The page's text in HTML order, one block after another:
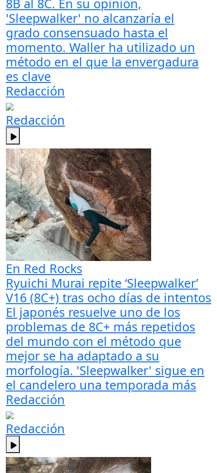
8B al 8C. En su opinión,
'Sleepwalker' no alcanzaría el
grado consensuado hasta el
momento. Waller ha utilizado un
método en el que la envergadura
es clave
Redacción
Redacción
En Red Rocks
Ryuichi Murai repite ‘Sleepwalker’
V16 (8C+) tras ocho días de intentos
El japonés resuelve uno de los
problemas de 8C+ más repetidos
del mundo con el método que
mejor se ha adaptado a su
morfología. 'Sleepwalker' sigue en
el candelero una temporada más
Redacción
Redacción